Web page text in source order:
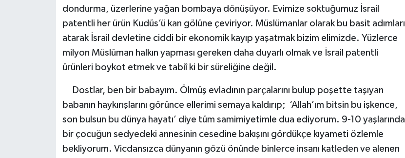
dondurma, üzerlerine yağan bombaya dönüşüyor. Evimize soktuğumuz İsrail
patentli her ürün Kudüs’ü kan gölüne çeviriyor. Müslümanlar olarak bu basit adımları
atarak İsrail devletine ciddi bir ekonomik kayıp yaşatmak bizim elimizde. Yüzlerce
milyon Müslüman halkın yapması gereken daha duyarlı olmak ve İsrail patentli
ürünleri boykot etmek ve tabiî ki bir süreliğine değil.
Dostlar, ben bir babayım. Ölmüş evladının parçalarını bulup poşette taşıyan
babanın haykırışlarını görünce ellerimi semaya kaldırıp; ‘Allah’ım bitsin bu işkence,
son bulsun bu dünya hayatı’ diye tüm samimiyetimle dua ediyorum. 9-10 yaşlarında
bir çocuğun sedyedeki annesinin cesedine bakışını gördükçe kıyameti özlemle
bekliyorum. Vicdansızca dünyanın gözü önünde binlerce insanı katleden ve alenen